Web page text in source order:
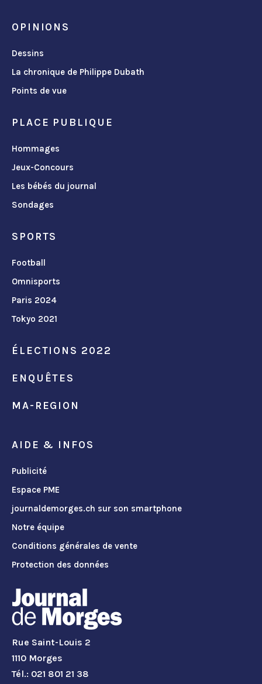
OPINIONS
Dessins
La chronique de Philippe Dubath
Points de vue
PLACE PUBLIQUE
Hommages
Jeux-Concours
Les bébés du journal
Sondages
SPORTS
Football
Omnisports
Paris 2024
Tokyo 2021
ÉLECTIONS 2022
ENQUÊTES
MA-REGION
AIDE & INFOS
Publicité
Espace PME
journaldemorges.ch sur son smartphone
Notre équipe
Conditions générales de vente
Protection des données
Rue Saint-Louis 2
1110 Morges
Tél.: 021 801 21 38